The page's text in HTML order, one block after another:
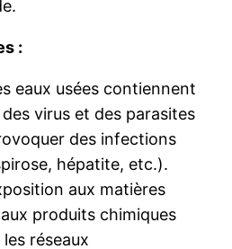
:
eaux usées contiennent
virus et des parasites
des infections
hépatite, etc.).
aux matières
produits chimiques
réseaux